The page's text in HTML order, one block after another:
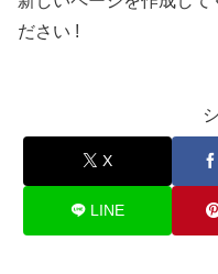
ださい !
X
LINE